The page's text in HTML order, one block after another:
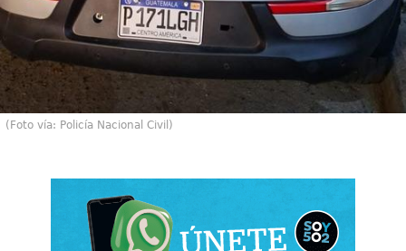
(Foto vía: Policía Nacional Civil)